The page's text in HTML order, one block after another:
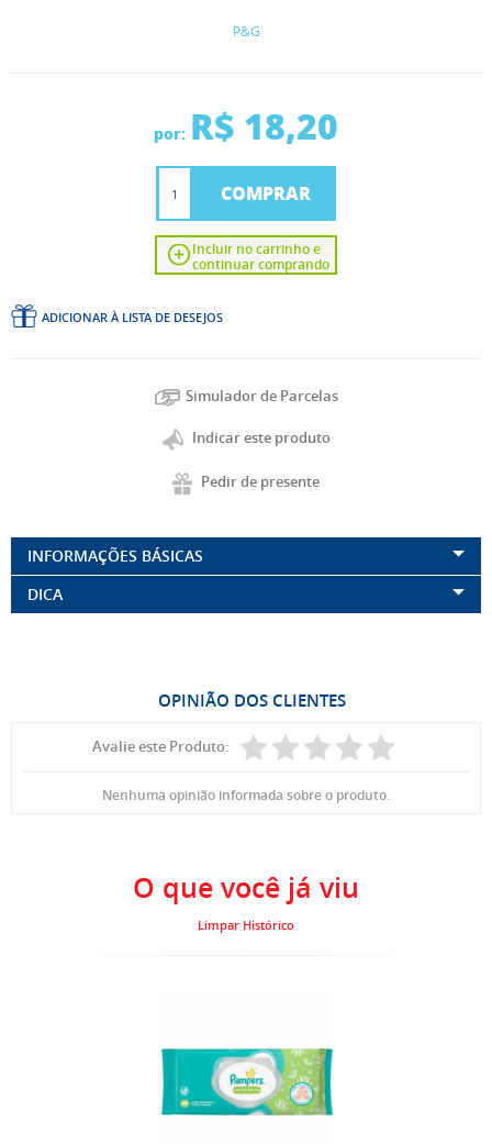
P&G
por: R$ 18,20
COMPRAR
Incluir no carrinho e
continuar comprando
ADICIONAR À LISTA DE DESEJOS
Simulador de Parcelas
Indicar este produto
Pedir de presente
INFORMAÇÕES BÁSICAS
DICA
OPINIÃO DOS CLIENTES
Avalie este Produto:
Nenhuma opinião informada sobre o produto.
O que você já viu
Limpar Histórico